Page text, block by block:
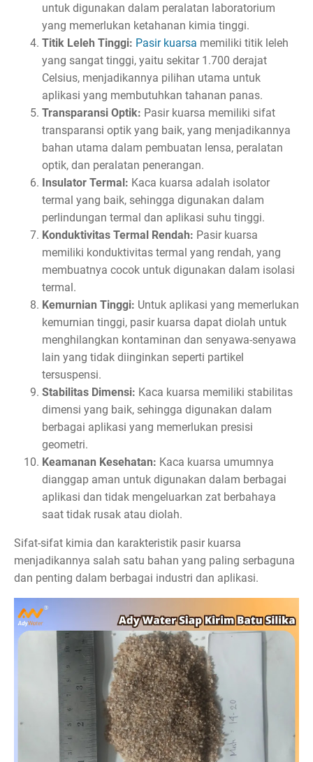
untuk digunakan dalam peralatan laboratorium
yang memerlukan ketahanan kimia tinggi.
Titik Leleh Tinggi: Pasir kuarsa memiliki titik leleh
yang sangat tinggi, yaitu sekitar 1.700 derajat
Celsius, menjadikannya pilihan utama untuk
aplikasi yang membutuhkan tahanan panas.
Transparansi Optik: Pasir kuarsa memiliki sifat
transparansi optik yang baik, yang menjadikannya
bahan utama dalam pembuatan lensa, peralatan
optik, dan peralatan penerangan.
Insulator Termal: Kaca kuarsa adalah isolator
termal yang baik, sehingga digunakan dalam
perlindungan termal dan aplikasi suhu tinggi.
Konduktivitas Termal Rendah: Pasir kuarsa
memiliki konduktivitas termal yang rendah, yang
membuatnya cocok untuk digunakan dalam isolasi
termal.
Kemurnian Tinggi: Untuk aplikasi yang memerlukan
kemurnian tinggi, pasir kuarsa dapat diolah untuk
menghilangkan kontaminan dan senyawa-senyawa
lain yang tidak diinginkan seperti partikel
tersuspensi.
Stabilitas Dimensi: Kaca kuarsa memiliki stabilitas
dimensi yang baik, sehingga digunakan dalam
berbagai aplikasi yang memerlukan presisi
geometri.
Keamanan Kesehatan: Kaca kuarsa umumnya
dianggap aman untuk digunakan dalam berbagai
aplikasi dan tidak mengeluarkan zat berbahaya
saat tidak rusak atau diolah.
Sifat-sifat kimia dan karakteristik pasir kuarsa
menjadikannya salah satu bahan yang paling serbaguna
dan penting dalam berbagai industri dan aplikasi.